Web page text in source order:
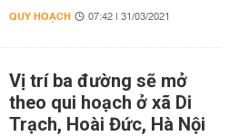
QUY HOẠCH 07:42 | 31/03/2021
Vị trí ba đường sẽ mở
theo qui hoạch ở xã Di
Trạch, Hoài Đức, Hà Nội